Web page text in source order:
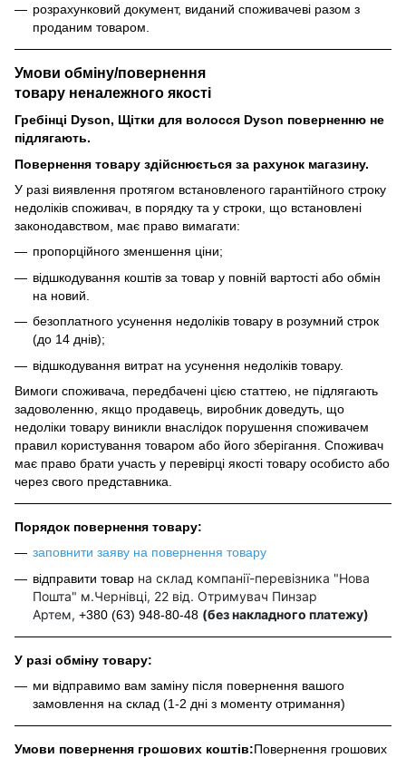
розрахунковий документ, виданий споживачеві разом з
проданим товаром.
Умови обміну/повернення
товару неналежного якості
Гребінці Dyson, Щітки для волосся Dyson поверненню не
підлягають.
Повернення товару здійснюється за рахунок магазину.
У разі виявлення протягом встановленого гарантійного строку
недоліків споживач, в порядку та у строки, що встановлені
законодавством, має право вимагати:
пропорційного зменшення ціни;
відшкодування коштів за товар у повній вартості або обмін
на новий.
безоплатного усунення недоліків товару в розумний строк
(до 14 днів);
відшкодування витрат на усунення недоліків товару.
Вимоги споживача, передбачені цією статтею, не підлягають
задоволенню, якщо продавець, виробник доведуть, що
недоліки товару виникли внаслідок порушення споживачем
правил користування товаром або його зберігання. Споживач
має право брати участь у перевірці якості товару особисто або
через свого представника.
Порядок повернення товару:
заповнити заяву на повернення товару
відправити товар на склад компанії-перевізника "Нова
Пошта" м.Чернівці, 22 від. Отримувач Пинзар
Артем, +380 (63) 948-80-48 (без накладного платежу)
У разі обміну товару:
ми відправимо вам заміну після повернення вашого
замовлення на склад (1-2 дні з моменту отримання)
Умови повернення грошових коштів:Повернення грошових